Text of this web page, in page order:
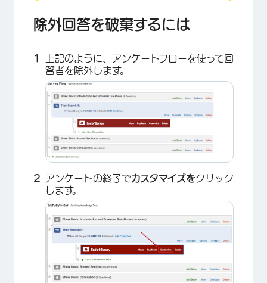
×
除外回答を破棄するには
上記のように、アンケートフローを使って回
答者を除外します。
アンケートの終了でカスタマイズをクリック
します。